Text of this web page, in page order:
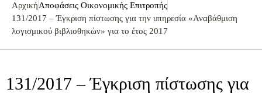
ΑρχικήΑποφάσεις Οικονομικής Επιτροπής
131/2017 – Έγκριση πίστωσης για την υπηρεσία «Αναβάθμιση
λογισμικού βιβλιοθηκών» για το έτος 2017
131/2017 – Έγκριση πίστωσης για